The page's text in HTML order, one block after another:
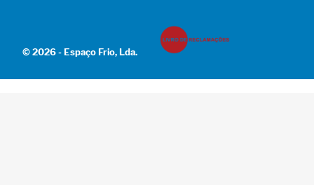
© 2026 - Espaço Frio, Lda.